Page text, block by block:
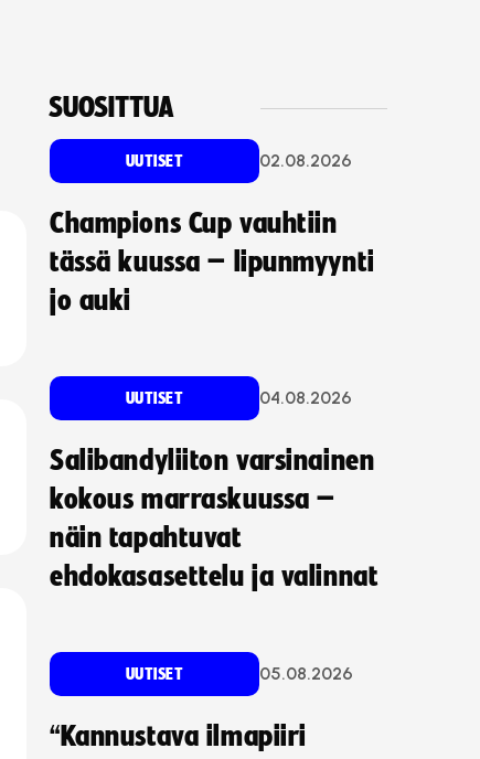
SUOSITTUA
UUTISET 02.08.2026
Champions Cup vauhtiin
tässä kuussa – lipunmyynti
jo auki
UUTISET 04.08.2026
Salibandyliiton varsinainen
kokous marraskuussa –
näin tapahtuvat
ehdokasasettelu ja valinnat
UUTISET 05.08.2026
“Kannustava ilmapiiri